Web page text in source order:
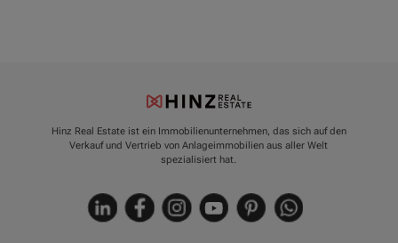
Hinz Real Estate ist ein Immobilienunternehmen, das sich auf den
Verkauf und Vertrieb von Anlageimmobilien aus aller Welt
spezialisiert hat.